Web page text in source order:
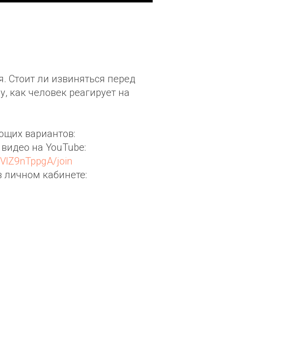
Стоит ли извиняться перед
как человек реагирует на
вариантов:
на YouTube:
join
личном кабинете: